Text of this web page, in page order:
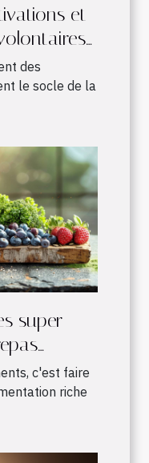
et
des
le socle de la
super-
c'est faire
riche